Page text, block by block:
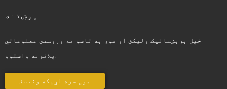
پوښتنه
خپل برېښنالیک ولیکئ او موږ به تاسو ته وروستي معلوماتي
پلانونه واستوو.
موږ سره اړیکه ونیسئ